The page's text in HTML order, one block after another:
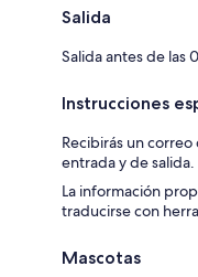
Salida
Salida antes de las
Instrucciones
Recibirás un
entrada y de salida.
La información
traducirse con
Mascotas